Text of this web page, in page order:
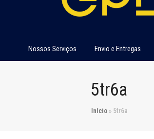
Nossos Serviços Envio e Entregas
5tr6a
Início» 5tr6a